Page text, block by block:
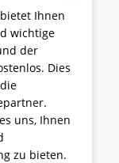
Ihnen
wichtige
der
Dies
uns, Ihnen
zu bieten.